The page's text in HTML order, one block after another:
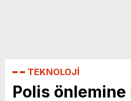
TEKNOLOJİ
Polis önlemine